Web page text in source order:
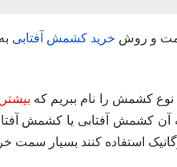
و روش خرید کشمش آفتابی
نوع کشمش را نام ببریم که
آن کشمش آفتابی یا کشمش
استفاده کنند بسیار سمت